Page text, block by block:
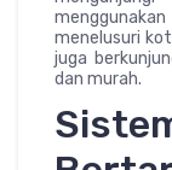
menelusuri
juga
dan murah.